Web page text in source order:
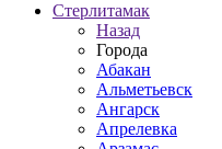
Стерлитамак
Назад
Города
Абакан
Альметьевск
Ангарск
Апрелевка